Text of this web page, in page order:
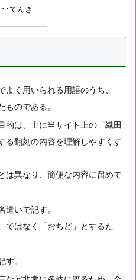
･てんき
く用いられる用語のうち、
ものである。
的は、主に当サイト上の「織田
る翻刻の内容を理解しやすくす
は異なり、簡便な内容に留めて
遣いで記す。
ではなく「おちど」とするた
す。